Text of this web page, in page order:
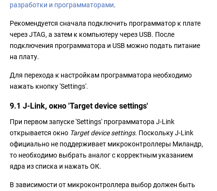
разработки и программаторами.
Рекомендуется сначала подключить программатор к плате
через JTAG, а затем к компьютеру через USB. После
подключения программатора и USB можно подать питание
на плату.
Для перехода к настройкам программатора необходимо
нажать кнопку 'Settings'.
9.1 J-Link, окно 'Target device settings'
При первом запуске 'Settings' программатора J-Link
открывается окно Target device settings. Поскольку J-Link
официально не поддерживает микроконтроллеры Миландр,
то необходимо выбрать аналог с корректным указанием
ядра из списка и нажать ОК.
В зависимости от микроконтроллера выбор должен быть